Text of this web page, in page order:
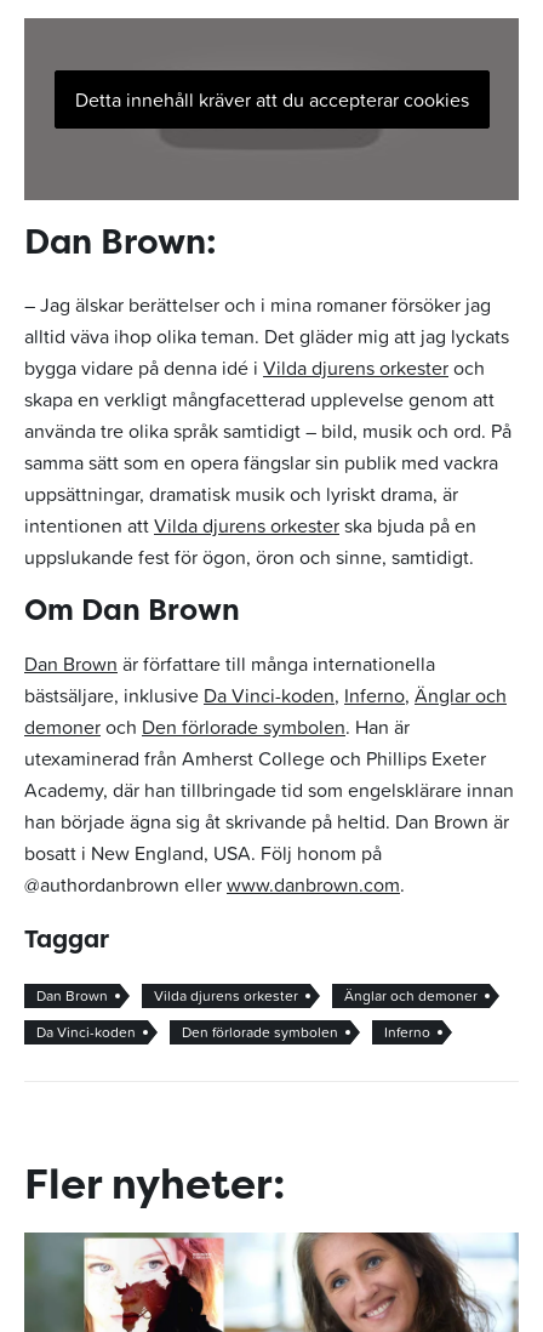
Detta innehåll kräver att du accepterar cookies
Dan Brown:
– Jag älskar berättelser och i mina romaner försöker jag
alltid väva ihop olika teman. Det gläder mig att jag lyckats
bygga vidare på denna idé i Vilda djurens orkesteroch
skapa en verkligt mångfacetterad upplevelse genom att
använda tre olika språk samtidigt – bild, musik och ord. På
samma sätt som en opera fängslar sin publik med vackra
uppsättningar, dramatisk musik och lyriskt drama, är
intentionen attVilda djurens orkesterska bjuda på en
uppslukande fest för ögon, öron och sinne, samtidigt.
Om Dan Brown
Dan Brown är författare till många internationella
bästsäljare, inklusive Da Vinci-koden, Inferno, Änglar och
demoneroch Den förlorade symbolen. Han är
utexaminerad från Amherst College och Phillips Exeter
Academy, där han tillbringade tid som engelsklärare innan
han började ägna sig åt skrivande på heltid. Dan Brown är
bosatt i New England, USA. Följ honom på
@authordanbrown ellerwww.danbrown.com.
Taggar
Dan Brown Vilda djurens orkester
Änglar och demoner
Da Vinci-koden
Den förlorade symbolen Inferno
Fler nyheter: